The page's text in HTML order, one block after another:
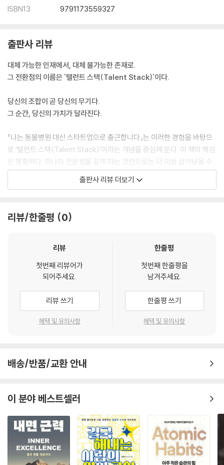
5장 AI 시대, 탤런트 스택으로 대체 불가능해져라
3. 기술보다 강한 무기, 현장의 ‘맥락’을 읽는 법
5. 워라밸은 틀렸다, ‘워라블’로 설계하라
6. 번아웃은 ‘성장’을 위한 가장 강력한 신호다
8. 프롬프트 그 다음, ‘컨텍스트’를 위임하라
9. 인공지능은 당신 대신 ‘문’을 두드리지 않는다
에필로그
- 문턱을 넘은 순간, 대체 불가능한 여정이 시작된다
참고문헌
ISBN13
9791173559327
출판사 리뷰
대체 가능한 인재에서, 대체 불가능한 존재로.
그 전환점의 이름은 '탤런트 스택(Talent Stack)'이다.
당신의 조합이 곧 당신의 무기다.
그 순간, 당신의 가치가 달라진다.
『나는 동물병원 대신 스타트업으로 출근합니다』는 이러한 경험을 바탕으
로 ‘탤런트 스택(Talent Stack)’이라는 개념을 중심에 둔다. 이 책의 핵심
은 명확하다. 하나의 전문성을 깊게 파는 것만으로는 더 이상 살아남을 수
없는 시대, 서로 다른 경험을 ‘앤드(&)’로 연결하는 사람이 결국 시장에서
희소성을 갖게 된다는 것이다. 저자가 수의학, 영업, 마케팅, AI라는 이질
는 전략을 찾아낸 경험, 스펙이 아닌 '태도'로 기회를 만든 순간-현장에서
그리고 이 책은 한 개인의 선택을 따라가는 이야기가 아니라, 지금 이 시대
에 ‘어떻게 살아남을 것인가’에 대한 전략적 답변에 가깝다. 다섯 개의 장을
통해 ‘탤런트 스택’이라는 전략을 단계적으로 풀어내며, 독자가 자신의 커
리어를 다시 설계할 수 있도록 이끈다. 안정과 불안을 가르는 선택의 순간
평행 세계의 나를 버려라
게 짚어내며, ‘원 오브 뎀’으로 남을 것인가, ‘온리 원’이 될 것인가라는 본질
적인 질문을 던진다. 실패와 굴욕, 무너진 자존심조차 전략으로 전환하는
이 장은 독자의 사고방식 자체를 뒤흔드는 출발점이 된다.
규제의 역설을 활용하라
2장은 대부분의 사람이 회피하는 ‘제약’의 영역을 가장 강력한 무기로 전환
출판사 리뷰 더보기
리뷰/한줄평 0
리뷰
첫번째 리뷰어가
되어주세요.
리뷰 쓰기
혜택 및 유의사항
한줄평
첫번째 한줄평을
남겨주세요.
한줄평 쓰기
혜택 및 유의사항
배송/반품/교환 안내
이 분야 베스트셀러